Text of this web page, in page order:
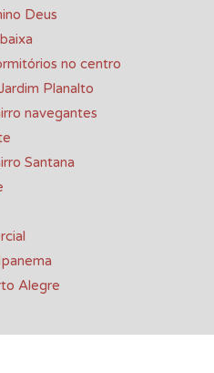
Deus
no centro
Planalto
navegantes
Santana
Alegre